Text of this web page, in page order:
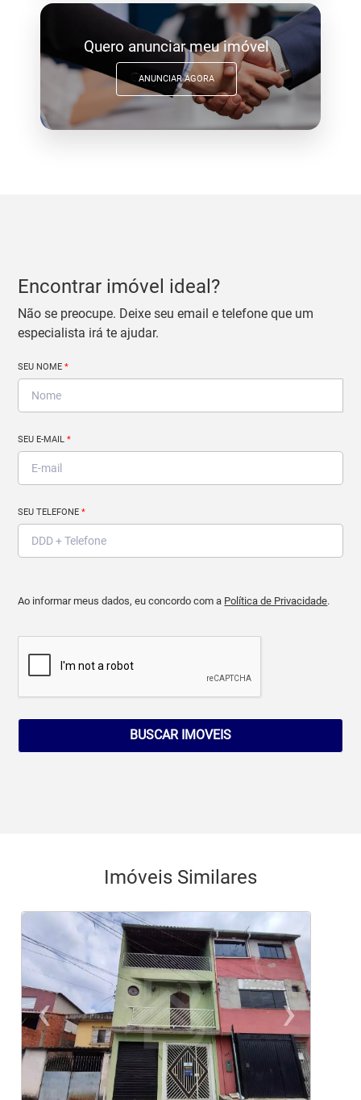
Quero anunciar meu imóvel
ANUNCIAR AGORA
Encontrar imóvel ideal?
Não se preocupe. Deixe seu email e telefone que um
especialista irá te ajudar.
SEU NOME*
SEU E-MAIL*
SEU TELEFONE*
Ao informar meus dados, eu concordo com a Política de Privacidade.
BUSCAR IMOVEIS
Imóveis Similares
‹
Previous
›